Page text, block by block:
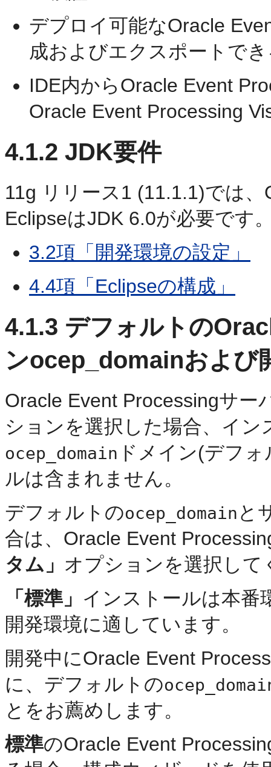
デプロイ可能なOracle
成およびエクスポートで
IDE内からOracle Event
Oracle Event Processing
4.1.2 JDK要件
11g リリース1 (11.1.1)では
EclipseはJDK 6.0が必要です
3.2項「開発環境の設定」
4.4項「Eclipseの構成」
4.1.3 デフォルトの
ンocep_domainおよび
Oracle Event Processingサー
ションを選択した場合、イ
ocep_domain ドメイン(デフ
ルは含まれません。
デフォルトのocep_domain と
合は、Oracle Event
タム」 オプションを選択して
「標準」 インストールは本番
開発環境に適しています。
開発中にOracle Event
に、デフォルトの
とをお薦めします。
標準のOracle Event